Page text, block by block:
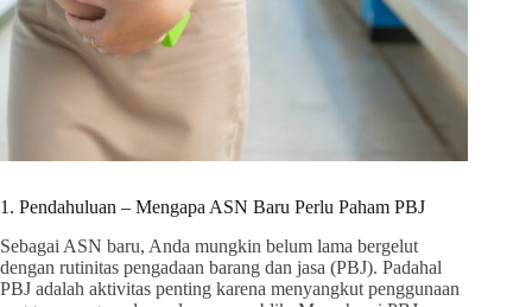
1. Pendahuluan – Mengapa ASN Baru Perlu Paham PBJ
Sebagai ASN baru, Anda mungkin belum lama bergelut
dengan rutinitas pengadaan barang dan jasa (PBJ). Padahal
PBJ adalah aktivitas penting karena menyangkut penggunaan